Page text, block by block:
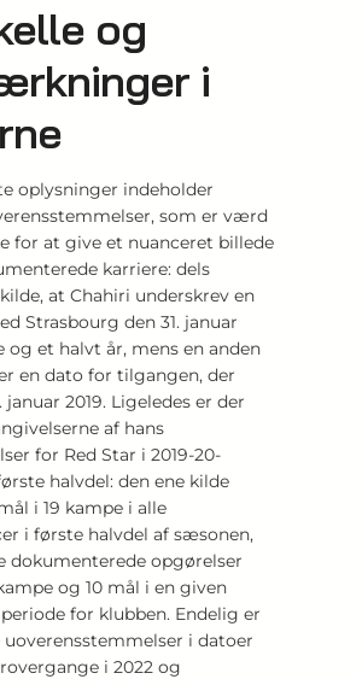
og
i
oplysninger indeholder
som er værd
for at give et nuanceret billede
karriere: dels
at Chahiri underskrev en
Strasbourg den 31. januar
og et halvt år, mens en anden
en dato for tilgangen, der
januar 2019. Ligeledes er der
af hans
for Red Star i 2019-20-
halvdel: den ene kilde
i 19 kampe i alle
i første halvdel af sæsonen,
dokumenterede opgørelser
og 10 mål i en given
for klubben. Endelig er
i datoer
i 2022 og